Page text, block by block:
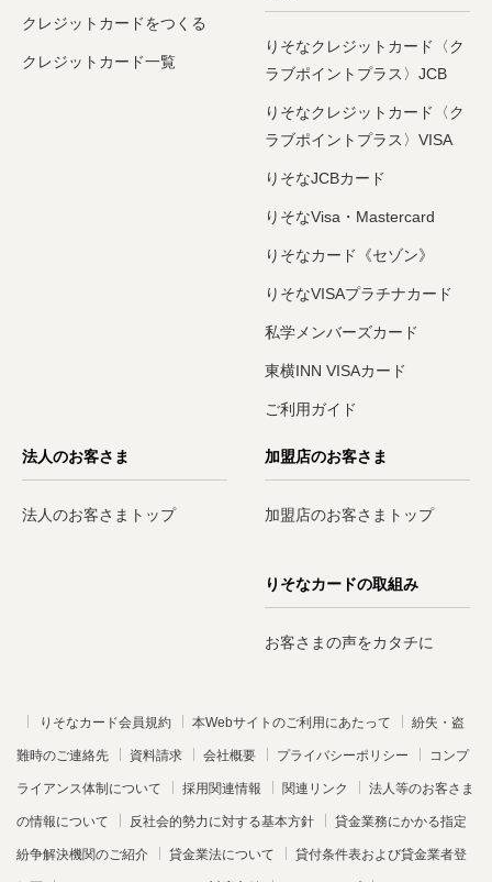
クレジットカードをつくる
クレジットカード一覧
りそなクレジットカード〈ク
ラブポイントプラス〉JCB
りそなクレジットカード〈ク
ラブポイントプラス〉VISA
りそなJCBカード
りそなVisa・Mastercard
りそなカード《セゾン》
りそなVISAプラチナカード
私学メンバーズカード
東横INN VISAカード
ご利用ガイド
法人のお客さま
法人のお客さまトップ
加盟店のお客さま
加盟店のお客さまトップ
りそなカードの取組み
お客さまの声をカタチに
りそなカード会員規約 本Webサイトのご利用にあたって 紛失・盗
難時のご連絡先 資料請求 会社概要 プライバシーポリシー コンプ
ライアンス体制について 採用関連情報 関連リンク 法人等のお客さま
の情報について 反社会的勢力に対する基本方針 貸金業務にかかる指定
紛争解決機関のご紹介 貸金業法について 貸付条件表および貸金業者登